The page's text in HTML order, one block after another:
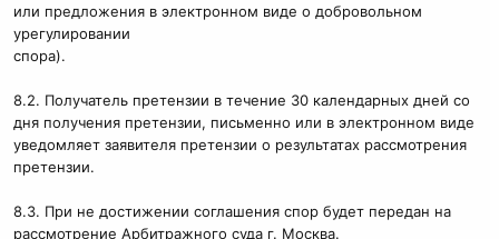
или предложения в электронном виде о добровольном
урегулировании
спора).
8.2. Получатель претензии в течение 30 календарных дней со
дня получения претензии, письменно или в электронном виде
уведомляет заявителя претензии о результатах рассмотрения
претензии.
8.3. При не достижении соглашения спор будет передан на
рассмотрение Арбитражного суда г. Москва.